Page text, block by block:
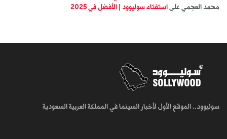
محمد العجمي على استفتاء سوليوود | الأفضل في 2025
سوليوود.. الموقع الأول لأخبار السينما في المملكة العربية السعودية